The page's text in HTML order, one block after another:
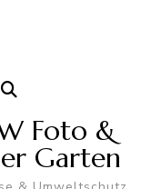
Foto &
Garten